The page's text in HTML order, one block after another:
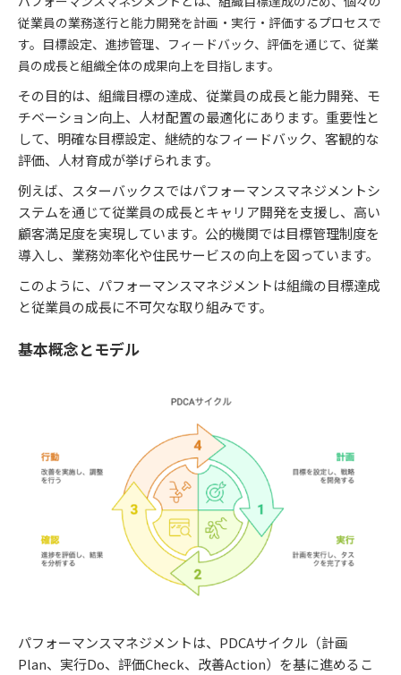
従業員の業務遂行と能力開発を計画・実行・評価するプロセスで
す。目標設定、進捗管理、フィードバック、評価を通じて、従業
員の成長と組織全体の成果向上を目指します。
その目的は、組織目標の達成、従業員の成長と能力開発、モ
チベーション向上、人材配置の最適化にあります。重要性と
して、明確な目標設定、継続的なフィードバック、客観的な
評価、人材育成が挙げられます。
例えば、スターバックスではパフォーマンスマネジメントシ
ステムを通じて従業員の成長とキャリア開発を支援し、高い
顧客満足度を実現しています。公的機関では目標管理制度を
導入し、業務効率化や住民サービスの向上を図っています。
このように、パフォーマンスマネジメントは組織の目標達成
と従業員の成長に不可欠な取り組みです。
基本概念とモデル
パフォーマンスマネジメントは、PDCAサイクル（計画
Plan、実行Do、評価Check、改善Action）を基に進めるこ